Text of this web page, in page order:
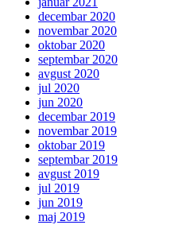
decembar 2020
novembar 2020
oktobar 2020
septembar 2020
avgust 2020
jul 2020
jun 2020
decembar 2019
novembar 2019
oktobar 2019
septembar 2019
avgust 2019
jul 2019
jun 2019
maj 2019